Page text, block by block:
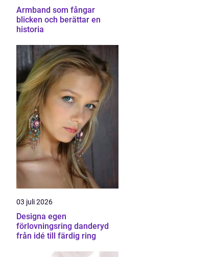
Armband som fångar
blicken och berättar en
historia
03 juli 2026
Designa egen
förlovningsring danderyd
från idé till färdig ring